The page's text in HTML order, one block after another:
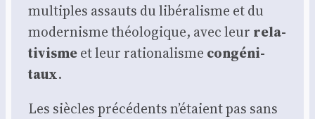
mul­tiples assauts du libé­ra­lisme et du
moder­nisme théo­lo­gique, avec leur rela­
ti­vismeet leur ratio­na­lisme congé­ni­
taux.
Les siècles pré­cé­dents n’é­taient pas sans